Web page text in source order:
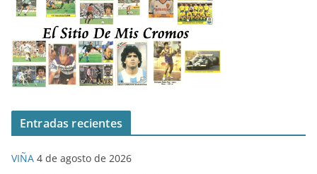
Entradas recientes
VIÑA 4 de agosto de 2026